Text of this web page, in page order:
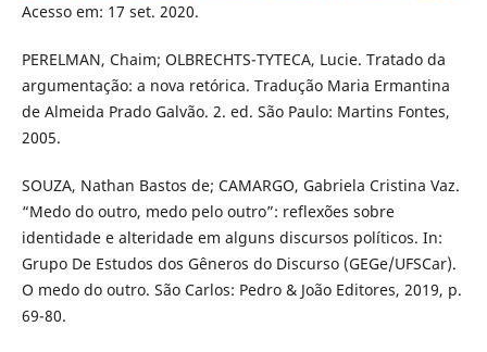
Acesso em: 17 set. 2020.
PERELMAN, Chaim; OLBRECHTS-TYTECA, Lucie. Tratado da
argumentação: a nova retórica. Tradução Maria Ermantina
de Almeida Prado Galvão. 2. ed. São Paulo: Martins Fontes,
2005.
SOUZA, Nathan Bastos de; CAMARGO, Gabriela Cristina Vaz.
“Medo do outro, medo pelo outro”: reflexões sobre
identidade e alteridade em alguns discursos políticos. In:
Grupo De Estudos dos Gêneros do Discurso (GEGe/UFSCar).
O medo do outro. São Carlos: Pedro & João Editores, 2019, p.
69-80.